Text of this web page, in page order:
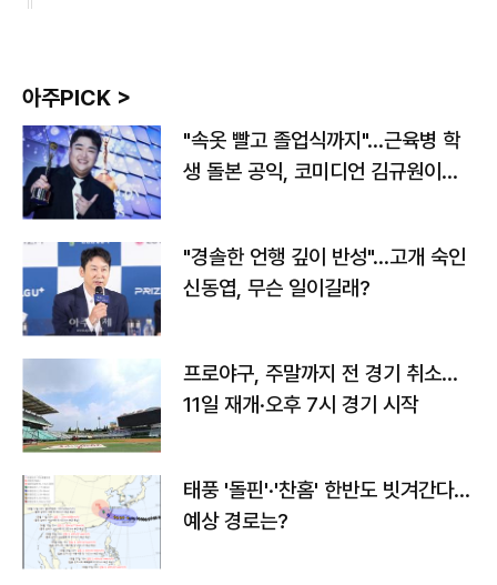
아주PICK >
"속옷 빨고 졸업식까지"…근육병 학
생 돌본 공익, 코미디언 김규원이었
"경솔한 언행 깊이 반성"…고개 숙인
신동엽, 무슨 일이길래?
프로야구, 주말까지 전 경기 취소…
11일 재개·오후 7시 경기 시작
태풍 '돌핀'·'찬홈' 한반도 빗겨간다…
예상 경로는?